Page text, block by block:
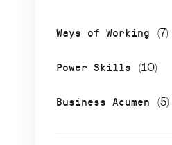
Ways of Working (7)
Power Skills (10)
Business Acumen (5)